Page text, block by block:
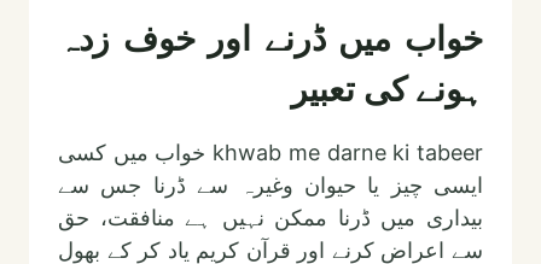
کی
تعبیر
خواب میں ڈرنے اور خوف زدہ
ہونے کی تعبیر
khwab me darne ki tabeer خواب میں کسی
ایسی چیز یا حیوان وغیرہ سے ڈرنا جس سے
بیداری میں ڈرنا ممکن نہیں ہے منافقت، حق
سے اعراض کرنے اور قرآن کریم یاد کر کے بھول